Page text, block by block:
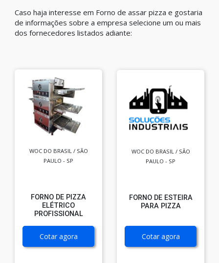
Caso haja interesse em Forno de assar pizza e gostaria
de informações sobre a empresa selecione um ou mais
dos fornecedores listados adiante:
WOC DO BRASIL / SÃO
PAULO - SP
FORNO DE PIZZA
ELÉTRICO
PROFISSIONAL
Cotar agora
WOC DO BRASIL / SÃO
PAULO - SP
FORNO DE ESTEIRA
PARA PIZZA
Cotar agora